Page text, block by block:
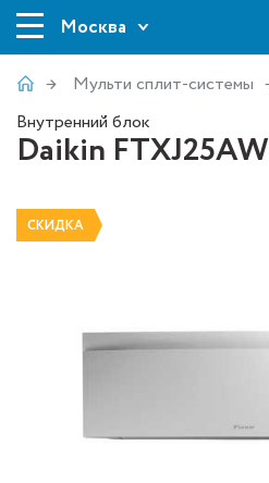
Москва
Мульти сплит-системы
Внутренний блок
Daikin FTXJ25AW
СКИДКА